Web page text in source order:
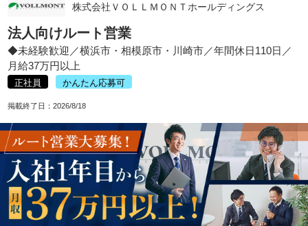
株式会社ＶＯＬＬＭＯＮＴホールディングス
法人向けルート営業
◆未経験歓迎／横浜市・相模原市・川崎市／年間休日110日／
月給37万円以上
正社員 かんたん応募可
掲載終了日： 2026/8/18